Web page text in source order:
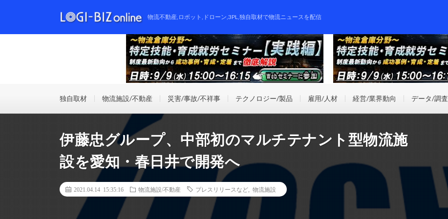
物流不動産,ロボット,ドローン,3PL,独自取材で物流ニュースを配信
独自取材 物流施設/不動産 災害/事故/不祥事 テクノロジー/製品 雇用/人材 経営/業界動向 データ/調査
伊藤忠グループ、中部初のマルチテナント型物流施
設を愛知・春日井で開発へ
2021.04.14 15:35:16 物流施設/不動産 プレスリリースなど 物流施設